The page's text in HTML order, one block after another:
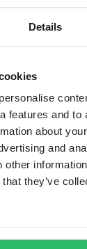
Details
features and to
about
and
they’ve